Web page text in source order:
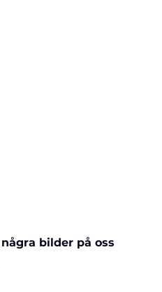
bilder på oss